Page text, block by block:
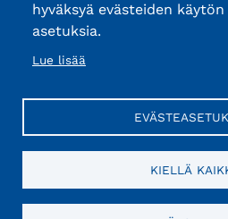
hyväksyä evästeiden
asetuksia.
Lue lisää
KIELLÄ